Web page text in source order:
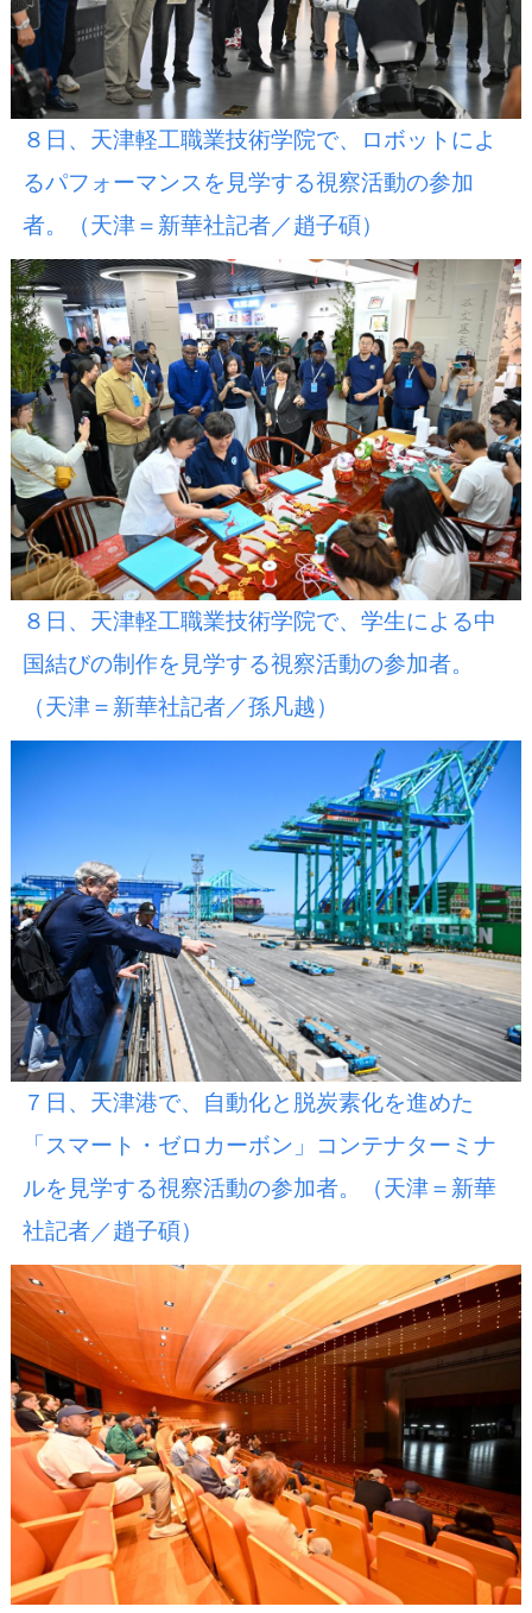
８日、天津軽工職業技術学院で、ロボットによ
るパフォーマンスを見学する視察活動の参加
者。（天津＝新華社記者／趙子碩）
８日、天津軽工職業技術学院で、学生による中
国結びの制作を見学する視察活動の参加者。
（天津＝新華社記者／孫凡越）
７日、天津港で、自動化と脱炭素化を進めた
「スマート・ゼロカーボン」コンテナターミナ
ルを見学する視察活動の参加者。（天津＝新華
社記者／趙子碩）